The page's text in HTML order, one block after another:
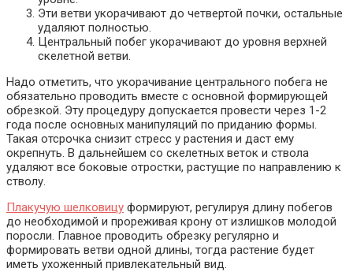
Эти ветви укорачивают до четвертой почки, остальные
удаляют полностью.
Центральный побег укорачивают до уровня верхней
скелетной ветви.
Надо отметить, что укорачивание центрального побега не
обязательно проводить вместе с основной формирующей
обрезкой. Эту процедуру допускается провести через 1-2
года после основных манипуляций по приданию формы.
Такая отсрочка снизит стресс у растения и даст ему
окрепнуть. В дальнейшем со скелетных веток и ствола
удаляют все боковые отростки, растущие по направлению к
стволу.
Плакучую шелковицу формируют, регулируя длину побегов
до необходимой и прореживая крону от излишков молодой
поросли. Главное проводить обрезку регулярно и
формировать ветви одной длины, тогда растение будет
иметь ухоженный привлекательный вид.